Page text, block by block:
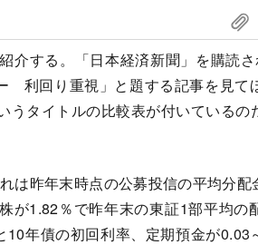
介する。「日本経済新聞」を購読
利回り重視」と題する記事を見て
うタイトルの比較表が付いているの
昨年末時点の公募投信の平均分配
が1.82％で昨年末の東証1部平均の
年債の初回利率、定期預金が0.03